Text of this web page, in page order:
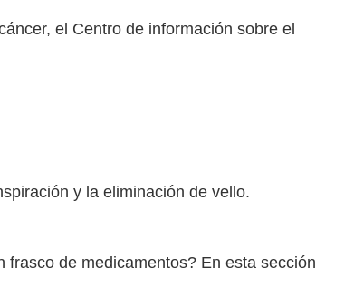
el Centro de información sobre el
y la eliminación de vello.
de medicamentos? En esta sección